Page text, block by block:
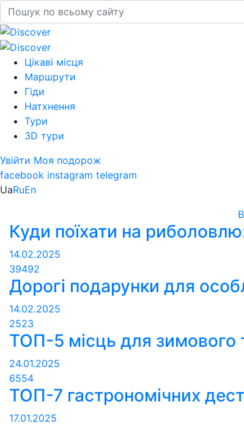
Цікаві місця
Маршрути
Гіди
Натхнення
Тури
3D тури
Увійти Моя подорож
facebook instagram telegram
UaRuEn
Куди поїхати на
14.02.2025
39492
Дорогі подарунки для
14.02.2025
2523
ТОП-5 місць для зимового
24.01.2025
6554
ТОП-7 гастрономічних
17.01.2025